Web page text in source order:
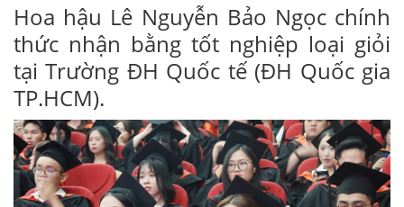
Hoa hậu Lê Nguyễn Bảo Ngọc chính
thức nhận bằng tốt nghiệp loại giỏi
tại Trường ĐH Quốc tế (ĐH Quốc gia
TP.HCM).